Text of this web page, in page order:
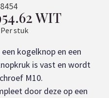
WIT
Per stuk
kogelknop en een
is vast en wordt
M10.
door deze op een